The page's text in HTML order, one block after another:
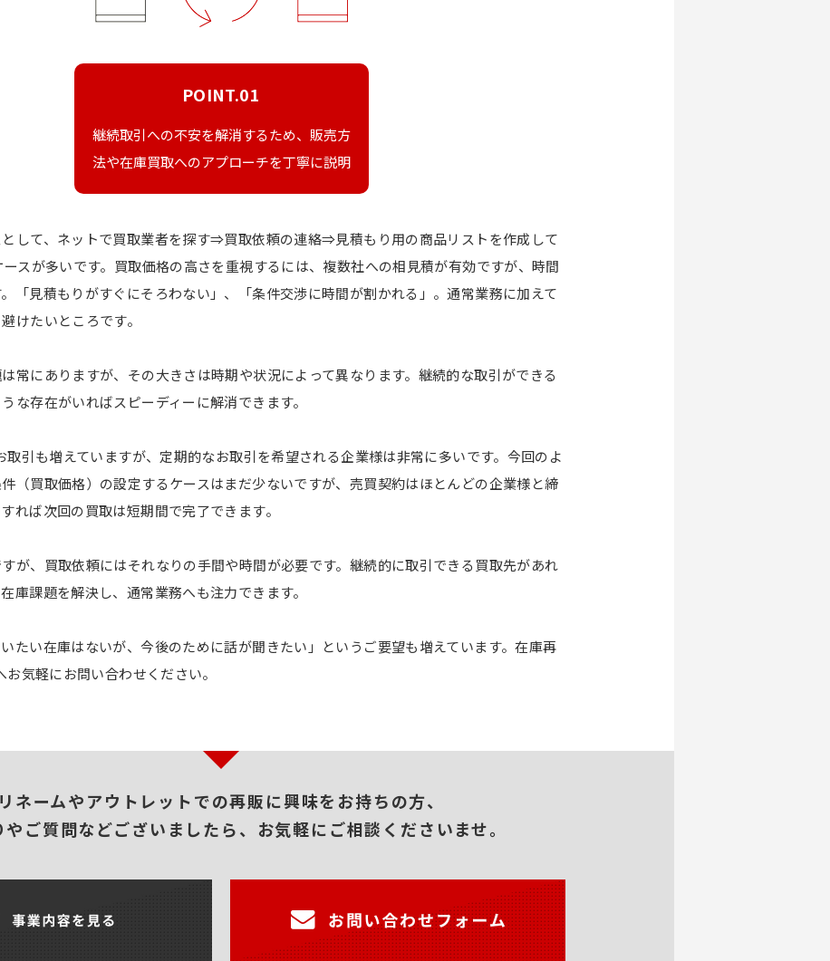
POINT.01
継続取引への不安を解消するため、販売方
法や在庫買取へのアプローチを丁寧に説明
して、ネットで買取業者を探す⇒買取依頼の連絡⇒見積もり用の商品リストを作成して
スが多いです。買取価格の高さを重視するには、複数社への相見積が有効ですが、時間
「見積もりがすぐにそろわない」、「条件交渉に時間が割かれる」。通常業務に加えて
けたいところです。
常にありますが、その大きさは時期や状況によって異なります。継続的な取引ができる
な存在がいればスピーディーに解消できます。
取引も増えていますが、定期的なお取引を希望される企業様は非常に多いです。今回のよ
（買取価格）の設定するケースはまだ少ないですが、売買契約はほとんどの企業様と締
れば次回の買取は短期間で完了できます。
が、買取依頼にはそれなりの手間や時間が必要です。継続的に取引できる買取先があれ
庫課題を解決し、通常業務へも注力できます。
いたい在庫はないが、今後のために話が聞きたい」というご要望も増えています。在庫再
気軽にお問い合わせください。
リネームやアウトレットでの再販に興味をお持ちの方、
やご質問などございましたら、お気軽にご相談くださいませ。